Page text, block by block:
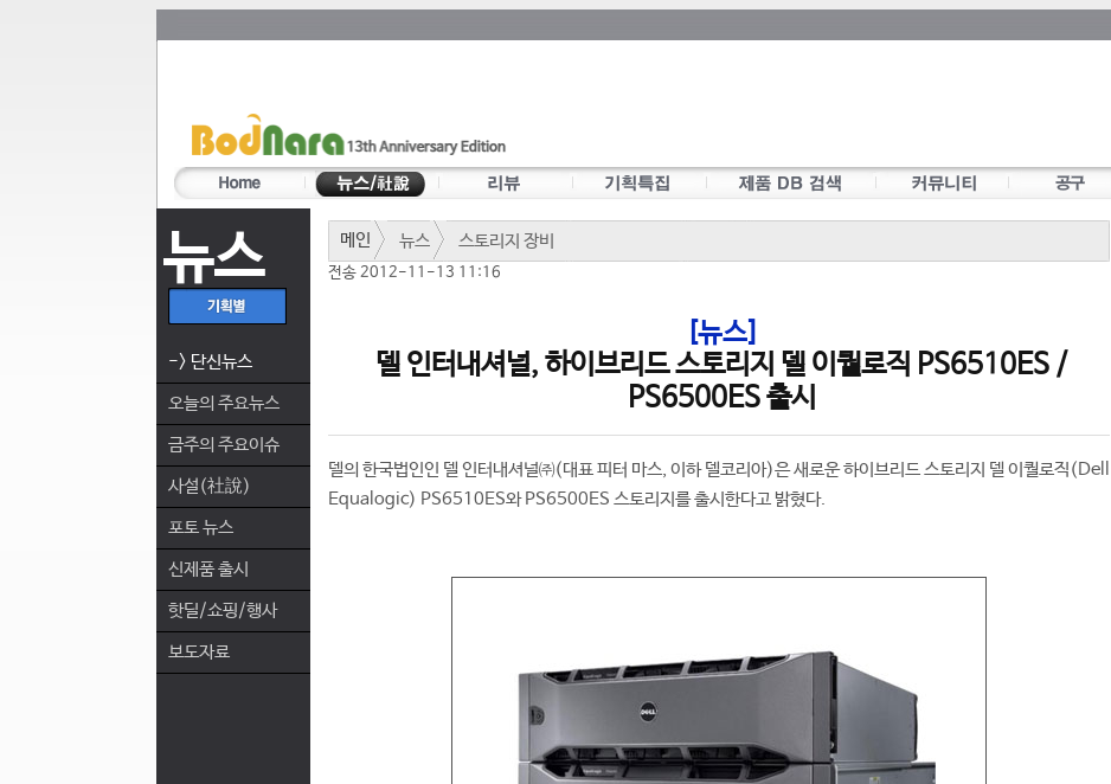
뉴스
-> 단신뉴스
오늘의 주요뉴스
금주의 주요이슈
사설(社說)
포토 뉴스
신제품 출시
핫딜/쇼핑/행사
보도자료
메인 뉴스 스토리지 장비
전송 2012-11-13 11:16
[뉴스]
델 인터내셔널, 하이브리드 스토리지 델 이퀄로직 PS6510ES /
PS6500ES 출시
델의 한국법인인 델 인터내셔널㈜(대표 피터 마스, 이하 델코리아)은 새로운 하이브리드 스토리지 델 이퀄로직(Dell
Equalogic) PS6510ES와 PS6500ES 스토리지를 출시한다고 밝혔다.